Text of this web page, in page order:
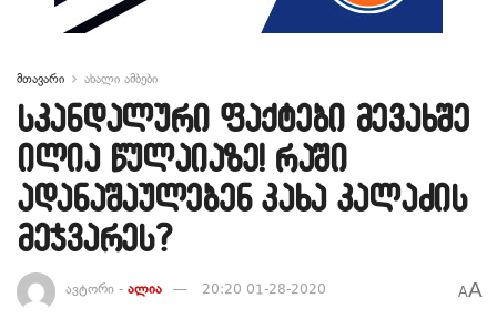
მთავარი ახალი ამბები
სკანდალური ფაქტები მევახშე
ილია წულაიაზე! რაში
ადანაშაულებენ კახა კალაძის
მეჯვარეს?
ავტორი - ალია 20:20 01-28-2020 AA